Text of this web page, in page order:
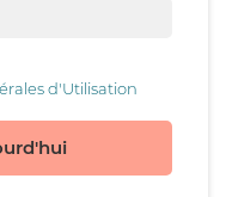
d'Utilisation